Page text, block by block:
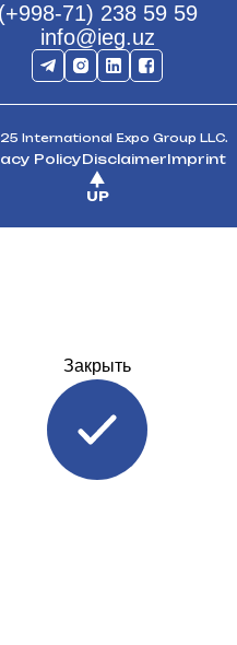
(+998-71) 238 59 59
info@ieg.uz
International Expo Group LLC.
PolicyDisclaimerImprint
UP
Закрыть